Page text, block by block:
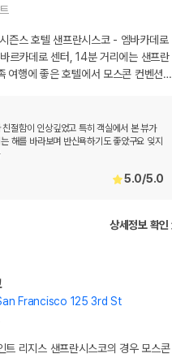
즌스 호텔 샌프란시스코 - 엠바카데로
르카데로 센터, 14분 거리에는 샌프란
여행에 좋은 호텔에서 모스콘 컨벤션…
절함이 인상깊었고 특히 객실에서 본 뷰가
해를 바라보며 반신욕하기도 좋았구요 잊지
5.0/5.0
상세정보 확인
Francisco 125 3rd St
트 리지스 샌프란시스코의 경우 모스콘